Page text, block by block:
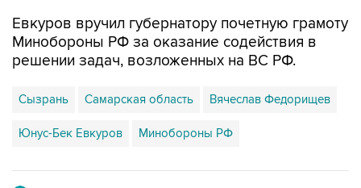
решении задач, возложенных на ВС РФ.
Сызрань Самарская область Вячеслав Федорищев
Юнус-Бек Евкуров Минобороны РФ